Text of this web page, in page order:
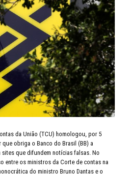
da União (TCU) homologou, por 5
obriga o Banco do Brasil (BB) a
sites que difundem notícias falsas. No
entre os ministros da Corte de contas na
do ministro Bruno Dantas e o